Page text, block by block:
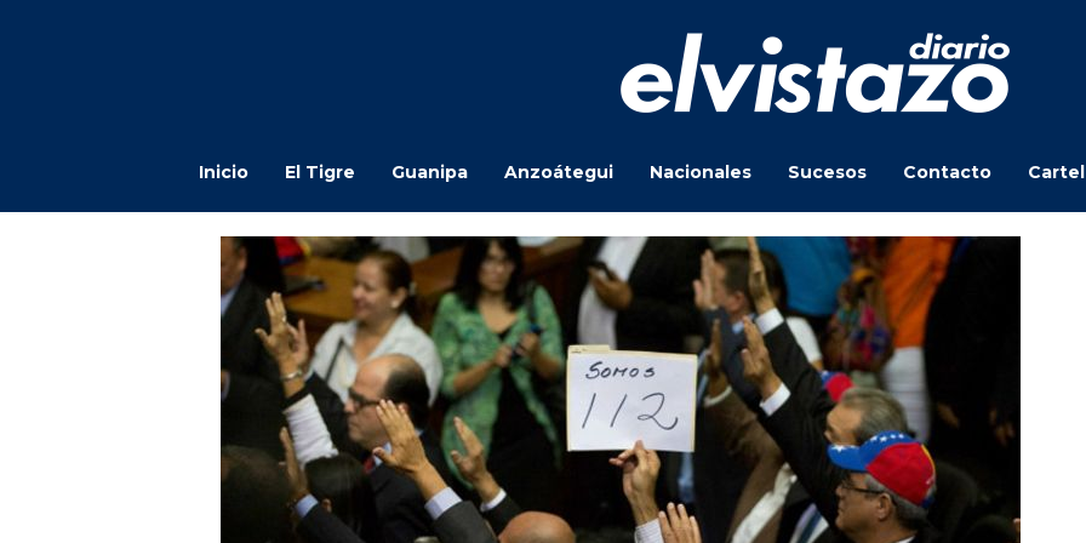
Inicio El Tigre Guanipa Anzoátegui Nacionales Sucesos Contacto